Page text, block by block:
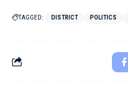
TAGGED: DISTRICT POLITICS